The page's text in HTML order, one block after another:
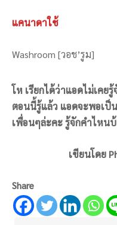
แคนาดาใช้
Washroom [วอช’รูม]
โห เรียกได้ว่าแอดไม่เคย
ตอนนี้รู้แล้ว แอดจะพอเป็
เพื่อนๆล่ะคะ รู้จักคำไหน
เขียนโดย
Share